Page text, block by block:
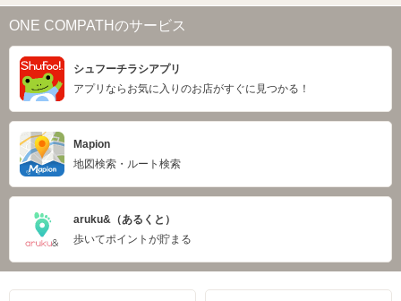
ONE COMPATHのサービス
シュフーチラシアプリ
アプリならお気に入りのお店がすぐに見つかる！
Mapion
地図検索・ルート検索
aruku&（あるくと）
歩いてポイントが貯まる